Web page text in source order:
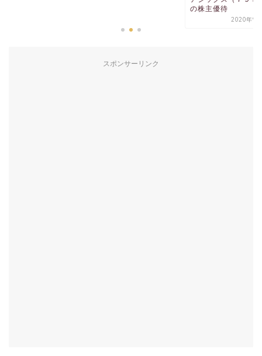
の株主優待
2020年9
スポンサーリンク